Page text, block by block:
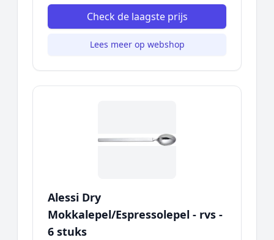
Check de laagste prijs
Lees meer op webshop
Alessi Dry
Mokkalepel/Espressolepel - rvs -
6 stuks